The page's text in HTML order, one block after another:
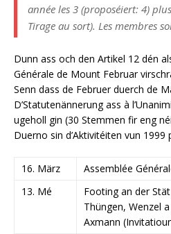
année les 3 (proposéiert: 4)
Tirage au sort). Les membres
Dunn ass och den Artikel 12 dén
Générale de Mount Februar
Senn dass de Februer duerch de
D’Statutenännerung ass à
ugeholl gin (30 Stemmen fir eng
Duerno sin d’Aktivitéiten vun 1999
16. März
Assemblée
13. Mé
Footing an der
Thüngen, Wenzel
Axmann